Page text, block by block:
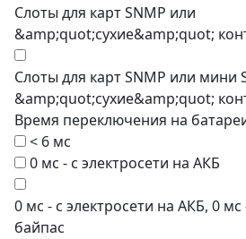
Слоты для карт SNMP или
&amp;quot;сухие&amp;quot;
Слоты для карт SNMP или мини
&amp;quot;сухие&amp;quot;
Время переключения на
< 6 мс
0 мс - с электросети на АКБ
0 мс - с электросети на АКБ, 0 мс
байпас